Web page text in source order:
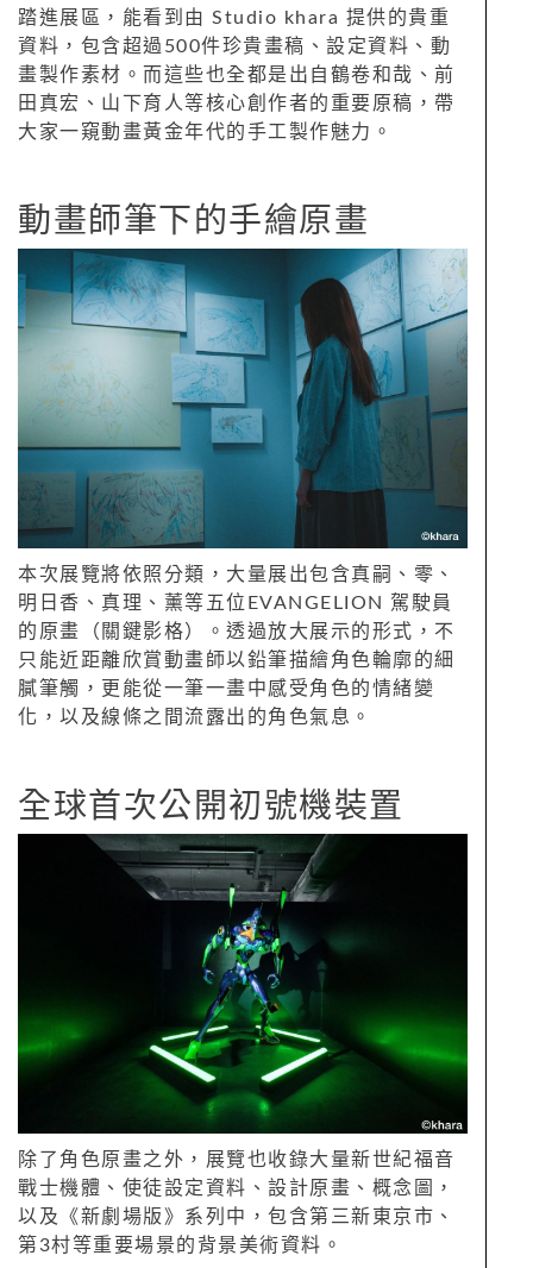
踏進展區，能看到由 Studio khara 提供的貴重
資料，包含超過500件珍貴畫稿、設定資料、動
畫製作素材。而這些也全都是出自鶴卷和哉、前
田真宏、山下育人等核心創作者的重要原稿，帶
大家一窺動畫黃金年代的手工製作魅力。
動畫師筆下的手繪原畫
本次展覽將依照分類，大量展出包含真嗣、零、
明日香、真理、薰等五位EVANGELION 駕駛員
的原畫（關鍵影格）。透過放大展示的形式，不
只能近距離欣賞動畫師以鉛筆描繪角色輪廓的細
膩筆觸，更能從一筆一畫中感受角色的情緒變
化，以及線條之間流露出的角色氣息。
全球首次公開初號機裝置
除了角色原畫之外，展覽也收錄大量新世紀福音
戰士機體、使徒設定資料、設計原畫、概念圖，
以及《新劇場版》系列中，包含第三新東京市、
第3村等重要場景的背景美術資料。